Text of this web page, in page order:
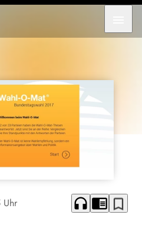
Uhr headphones chrome_reader_mode bookmark_border